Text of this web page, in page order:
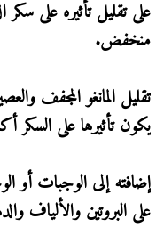
على تقليل تأثيره على
منخفض.
تقليل المانغو المجفف
يكون تأثيرها على السكر
إضافته إلى الوجبات أو
على البروتين والألياف